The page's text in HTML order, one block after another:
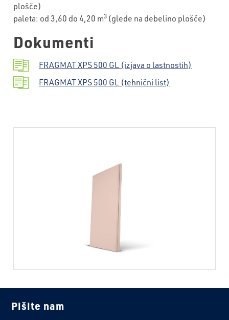
plošče)
paleta: od 3,60 do 4,20 m3 (glede na debelino plošče)
Dokumenti
FRAGMAT XPS 500 GL (izjava o lastnostih)
FRAGMAT XPS 500 GL (tehnični list)
Pišite nam